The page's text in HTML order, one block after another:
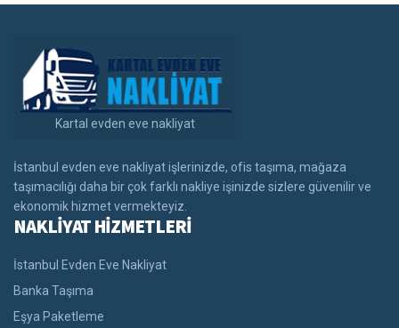
Kartal evden eve nakliyat
İstanbul evden eve nakliyat işlerinizde, ofis taşıma, mağaza
taşımacılığı daha bir çok farklı nakliye işinizde sizlere güvenilir ve
ekonomik hizmet vermekteyiz.
NAKLİYAT HİZMETLERİ
İstanbul Evden Eve Nakliyat
Banka Taşıma
Eşya Paketleme